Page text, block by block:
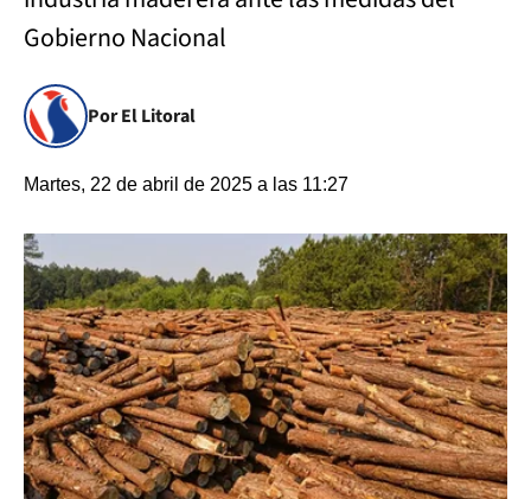
Gobierno Nacional
Por El Litoral
Martes, 22 de abril de 2025 a las 11:27